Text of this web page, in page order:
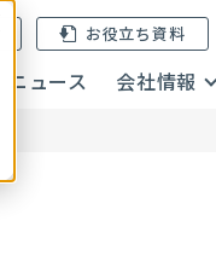
お役立ち資料
ニュース 会社情報